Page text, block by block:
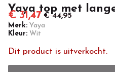
Yaya top met
€ 31,47 € 44,95
Merk: Yaya
Kleur: Wit
Dit product is uitverkocht.